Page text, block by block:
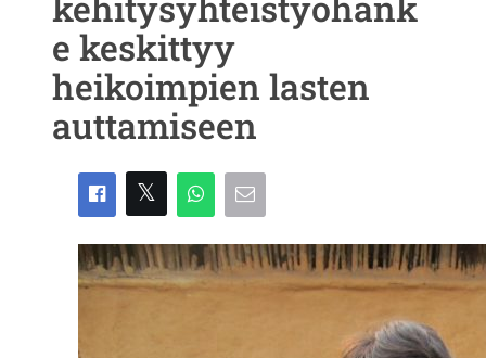
e keskittyy
heikoimpien lasten
auttamiseen